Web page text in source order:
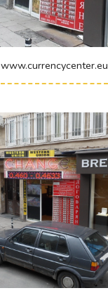
www.currencycenter.eu